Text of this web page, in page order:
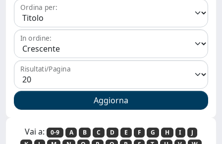
Ordina per:
In ordine:
Risultati/Pagina
Vai a: 0-9 A B C D E F G H I
J